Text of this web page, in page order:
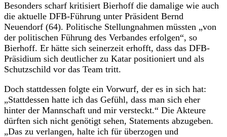
Besonders scharf kritisiert Bierhoff die damalige wie auch
die aktuelle DFB-Führung unter Präsident Bernd
Neuendorf (64). Politische Stellungnahmen müssten „von
der politischen Führung des Verbandes erfolgen“, so
Bierhoff. Er hätte sich seinerzeit erhofft, dass das DFB-
Präsidium sich deutlicher zu Katar positioniert und als
Schutzschild vor das Team tritt.
Doch stattdessen folgte ein Vorwurf, der es in sich hat:
„Stattdessen hatte ich das Gefühl, dass man sich eher
hinter der Mannschaft und mir versteckt.“ Die Akteure
dürften sich nicht genötigt sehen, Statements abzugeben.
„Das zu verlangen, halte ich für überzogen und